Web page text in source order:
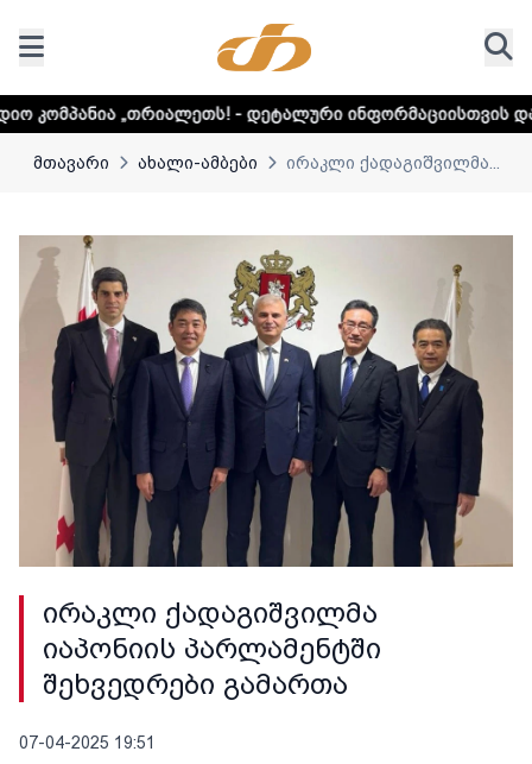
- დეტალური ინფორმაციისთვის დააკლიკეთ ლინკს
მთავარი ახალი-ამბები ირაკლი ქადაგიშვილმა...
ირაკლი ქადაგიშვილმა
იაპონიის პარლამენტში
შეხვედრები გამართა
07-04-2025 19:51